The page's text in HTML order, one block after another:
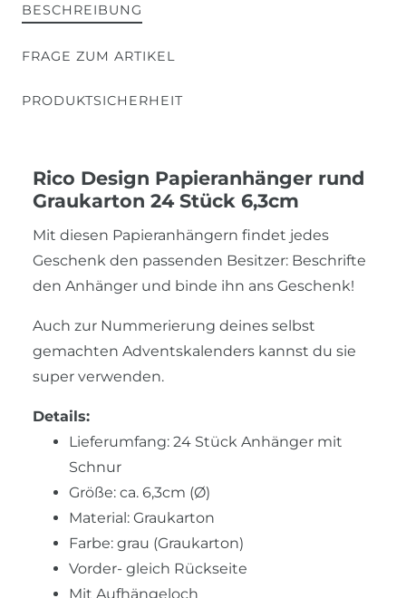
BESCHREIBUNG
FRAGE ZUM ARTIKEL
PRODUKTSICHERHEIT
Rico Design Papieranhänger rund
Graukarton 24 Stück 6,3cm
Mit diesen Papieranhängern findet jedes
Geschenk den passenden Besitzer: Beschrifte
den Anhänger und binde ihn ans Geschenk!
Auch zur Nummerierung deines selbst
gemachten Adventskalenders kannst du sie
super verwenden.
Details:
Lieferumfang: 24 Stück Anhänger mit
Schnur
Größe: ca. 6,3cm (Ø)
Material: Graukarton
Farbe: grau (Graukarton)
Vorder- gleich Rückseite
Mit Aufhängeloch